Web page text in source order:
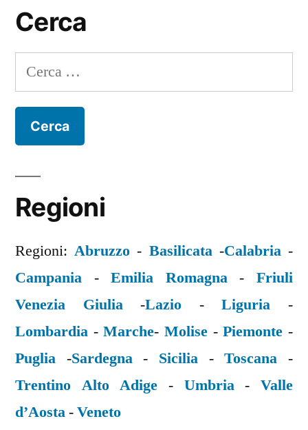
Cerca
Ricerca
per:
Regioni
Regioni:Abruzzo - Basilicata-Calabria-
Campania -Emilia Romagna-Friuli
Venezia Giulia-Lazio -Liguria -
Lombardia -Marche-Molise -Piemonte -
Puglia -Sardegna- Sicilia -Toscana -
Trentino Alto Adige - Umbria-Valle
d’Aosta-Veneto